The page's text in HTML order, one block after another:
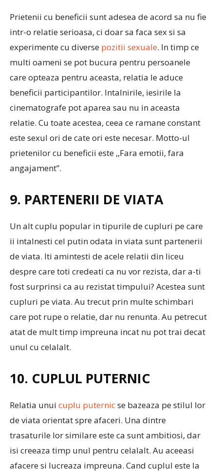
Prietenii cu beneficii sunt adesea de acord sa nu fie
intr-o relatie serioasa, ci doar sa faca sex si sa
experimente cu diverse pozitii sexuale. In timp ce
multi oameni se pot bucura pentru persoanele
care opteaza pentru aceasta, relatia le aduce
beneficii participantilor. Intalnirile, iesirile la
cinematografe pot aparea sau nu in aceasta
relatie. Cu toate acestea, ceea ce ramane constant
este sexul ori de cate ori este necesar. Motto-ul
prietenilor cu beneficii este ,,Fara emotii, fara
angajament”.
9. PARTENERII DE VIATA
Un alt cuplu popular in tipurile de cupluri pe care
ii intalnesti cel putin odata in viata sunt partenerii
de viata. Iti amintesti de acele relatii din liceu
despre care toti credeati ca nu vor rezista, dar a-ti
fost surprinsi ca au rezistat timpului? Acestea sunt
cupluri pe viata. Au trecut prin multe schimbari
care pot rupe o relatie, dar nu renunta. Au petrecut
atat de mult timp impreuna incat nu pot trai decat
unul cu celalalt.
10. CUPLUL PUTERNIC
Relatia unui cuplu puternicse bazeaza pe stilul lor
de viata orientat spre afaceri. Una dintre
trasaturile lor similare este ca sunt ambitiosi, dar
isi creeaza timp unul pentru celalalt. Au aceeasi
afacere si lucreaza impreuna. Cand cuplul este la